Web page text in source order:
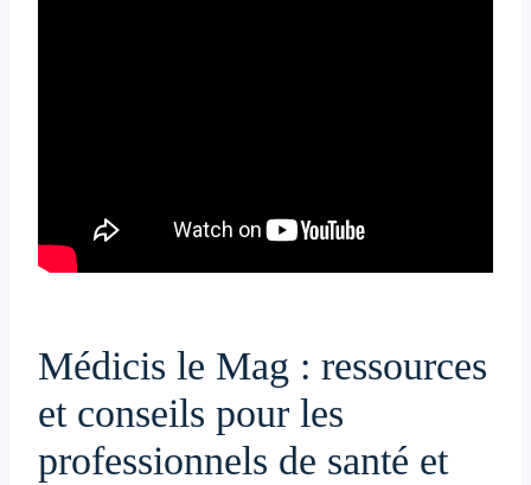
Médicis le Mag : ressources
et conseils pour les
professionnels de santé et